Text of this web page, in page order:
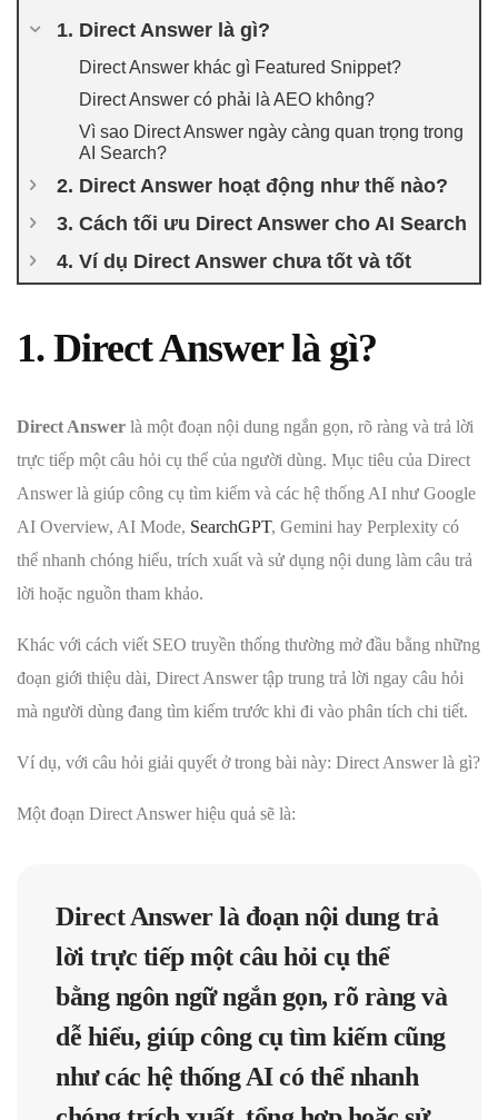
1. Direct Answer là gì?
Direct Answer khác gì Featured Snippet?
Direct Answer có phải là AEO không?
Vì sao Direct Answer ngày càng quan trọng trong
AI Search?
2. Direct Answer hoạt động như thế nào?
3. Cách tối ưu Direct Answer cho AI Search
4. Ví dụ Direct Answer chưa tốt và tốt
1. Direct Answer là gì?
Direct Answer là một đoạn nội dung ngắn gọn, rõ ràng và trả lời
trực tiếp một câu hỏi cụ thể của người dùng. Mục tiêu của Direct
Answer là giúp công cụ tìm kiếm và các hệ thống AI như Google
AI Overview, AI Mode, SearchGPT, Gemini hay Perplexity có
thể nhanh chóng hiểu, trích xuất và sử dụng nội dung làm câu trả
lời hoặc nguồn tham khảo.
Khác với cách viết SEO truyền thống thường mở đầu bằng những
đoạn giới thiệu dài, Direct Answer tập trung trả lời ngay câu hỏi
mà người dùng đang tìm kiếm trước khi đi vào phân tích chi tiết.
Ví dụ, với câu hỏi giải quyết ở trong bài này: Direct Answer là gì?
Một đoạn Direct Answer hiệu quả sẽ là:
Direct Answer là đoạn nội dung trả
lời trực tiếp một câu hỏi cụ thể
bằng ngôn ngữ ngắn gọn, rõ ràng và
dễ hiểu, giúp công cụ tìm kiếm cũng
như các hệ thống AI có thể nhanh